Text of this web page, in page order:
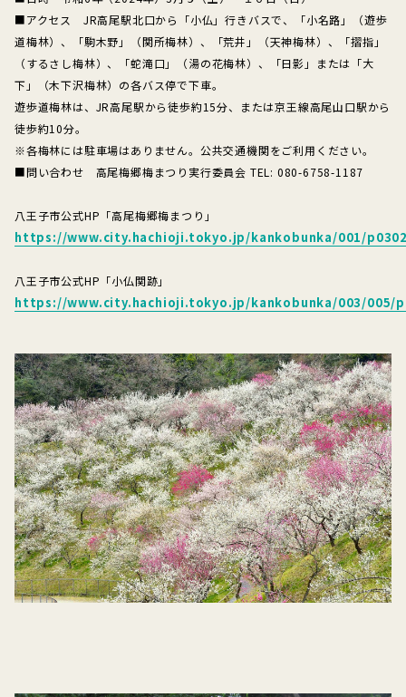
■アクセス JR高尾駅北口から「小仏」行きバスで、「小名路」（遊歩
道梅林）、「駒木野」（関所梅林）、「荒井」（天神梅林）、「摺指」
（するさし梅林）、「蛇滝口」（湯の花梅林）、「日影」または「大
下」（木下沢梅林）の各バス停で下車。
遊歩道梅林は、JR高尾駅から徒歩約15分、または京王線高尾山口駅から
徒歩約10分。
※各梅林には駐車場はありません。公共交通機関をご利用ください。
■問い合わせ 高尾梅郷梅まつり実行委員会 TEL: 080-6758-1187
八王子市公式HP「高尾梅郷梅まつり」
https://www.city.hachioji.tokyo.jp/kankobunka/001/
八王子市公式HP「小仏関跡」
https://www.city.hachioji.tokyo.jp/kankobunka/003/005/